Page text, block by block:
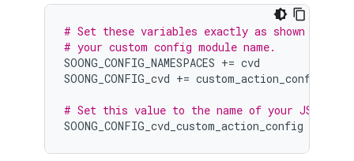
# Set these variables exactly as shown here
# your custom config module name.
SOONG_CONFIG_NAMESPACES += cvd
SOONG_CONFIG_cvd += custom_action_config
# Set this value to the name of your JSON
SOONG_CONFIG_cvd_custom_action_config